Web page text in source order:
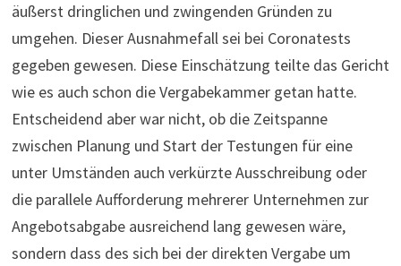
äußerst dringlichen und zwingenden Gründen zu
umgehen. Dieser Ausnahmefall sei bei Coronatests
gegeben gewesen. Diese Einschätzung teilte das Gericht
wie es auch schon die Vergabekammer getan hatte.
Entscheidend aber war nicht, ob die Zeitspanne
zwischen Planung und Start der Testungen für eine
unter Umständen auch verkürzte Ausschreibung oder
die parallele Aufforderung mehrerer Unternehmen zur
Angebotsabgabe ausreichend lang gewesen wäre,
sondern dass des sich bei der direkten Vergabe um